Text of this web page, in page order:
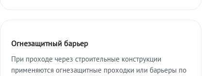
Огнезащитный барьер
При проходе через строительные конструкции
применяются огнезащитные проходки или барьеры по